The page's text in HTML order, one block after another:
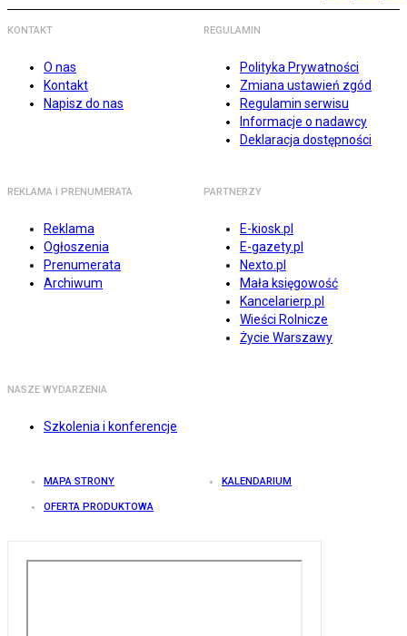
KONTAKT
O nas
Kontakt
Napisz do nas
REGULAMIN
Polityka Prywatności
Zmiana ustawień zgód
Regulamin serwisu
Informacje o nadawcy
Deklaracja dostępności
REKLAMA I PRENUMERATA
Reklama
Ogłoszenia
Prenumerata
Archiwum
PARTNERZY
E-kiosk.pl
E-gazety.pl
Nexto.pl
Mała księgowość
Kancelarierp.pl
Wieści Rolnicze
Życie Warszawy
NASZE WYDARZENIA
Szkolenia i konferencje
MAPA STRONY KALENDARIUM
OFERTA PRODUKTOWA